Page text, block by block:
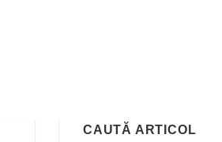
CAUTĂ ARTICOL